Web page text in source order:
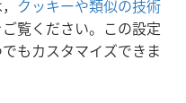
クッキーや類似の技術
覧ください。この設定
もカスタマイズできま